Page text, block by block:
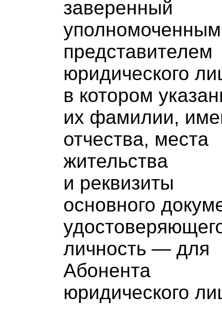
заверенный
уполномоченным
представителем
юридического
в котором
их фамилии,
отчества, места
жительства
и реквизиты
основного
личность — для
Абонента
юридического